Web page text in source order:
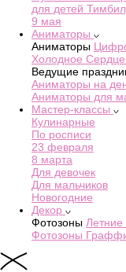
для детей
9 мая
Аниматоры
Аниматоры
Холодное Сердце
Ведущие
Аниматоры на
Аниматоры для
Мастер-классы
Кулинарные
По росписи
23 февраля
8 марта
Для девочек
Для мальчиков
Новогодние
Декор
Фотозоны
Фотозоны